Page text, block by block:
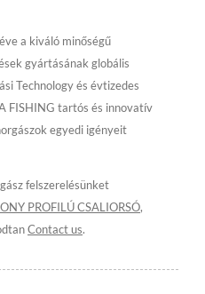
a kiváló minőségű
gyártásának globális
Technology és évtizedes
FISHING tartós és innovatív
egyedi igényeit
felszerelésünket
PROFILÚ CSALIORSÓ,
Contact us.